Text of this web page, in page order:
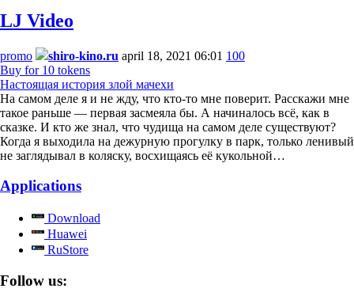
LJ Video
promo shiro-kino.ru april 18, 2021 06:01 100
Buy for 10 tokens
Настоящая история злой мачехи
На самом деле я и не жду, что кто-то мне поверит. Расскажи мне
такое раньше — первая засмеяла бы. А начиналось всё, как в
сказке. И кто же знал, что чудища на самом деле существуют?
Когда я выходила на дежурную прогулку в парк, только ленивый
не заглядывал в коляску, восхищаясь её кукольной…
Applications
Download
Huawei
RuStore
Follow us: